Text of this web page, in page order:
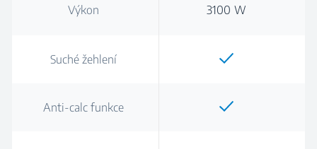
Výkon 3100 W
Suché žehlení
Anti-calc funkce